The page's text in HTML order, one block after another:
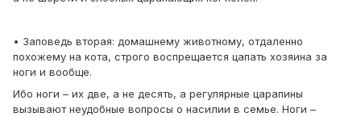
• Заповедь вторая: домашнему животному, отдаленно
похожему на кота, строго воспрещается цапать хозяина за
ноги и вообще.
Ибо ноги – их две, а не десять, а регулярные царапины
вызывают неудобные вопросы о насилии в семье. Ноги –